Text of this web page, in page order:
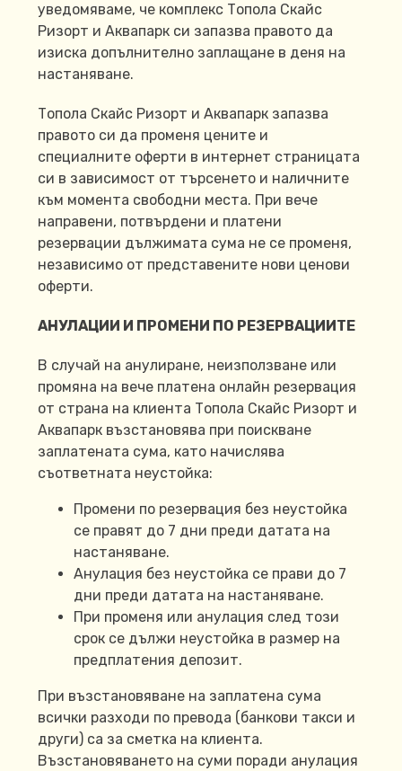
уведомяваме, че комплекс Топола Скайс
Ризорт и Аквапарк си запазва правото да
изиска допълнително заплащане в деня на
настаняване.
Топола Скайс Ризорт и Аквапарк запазва
правото си да променя цените и
специалните оферти в интернет страницата
си в зависимост от търсенето и наличните
към момента свободни места. При вече
направени, потвърдени и платени
резервации дължимата сума не се променя,
независимо от представените нови ценови
оферти.
АНУЛАЦИИ И ПРОМЕНИ ПО РЕЗЕРВАЦИИТЕ
В случай на анулиране, неизползване или
промяна на вече платена онлайн резервация
от страна на клиента Топола Скайс Ризорт и
Аквапарк възстановява при поискване
заплатената сума, като начислява
съответната неустойка:
Промени по резервация без неустойка
се правят до 7 дни преди датата на
настаняване.
Анулация без неустойка се прави до 7
дни преди датата на настаняване.
При променя или анулация след този
срок се дължи неустойка в размер на
предплатения депозит.
При възстановяване на заплатена сума
всички разходи по превода (банкови такси и
други) са за сметка на клиента.
Възстановяването на суми поради анулация